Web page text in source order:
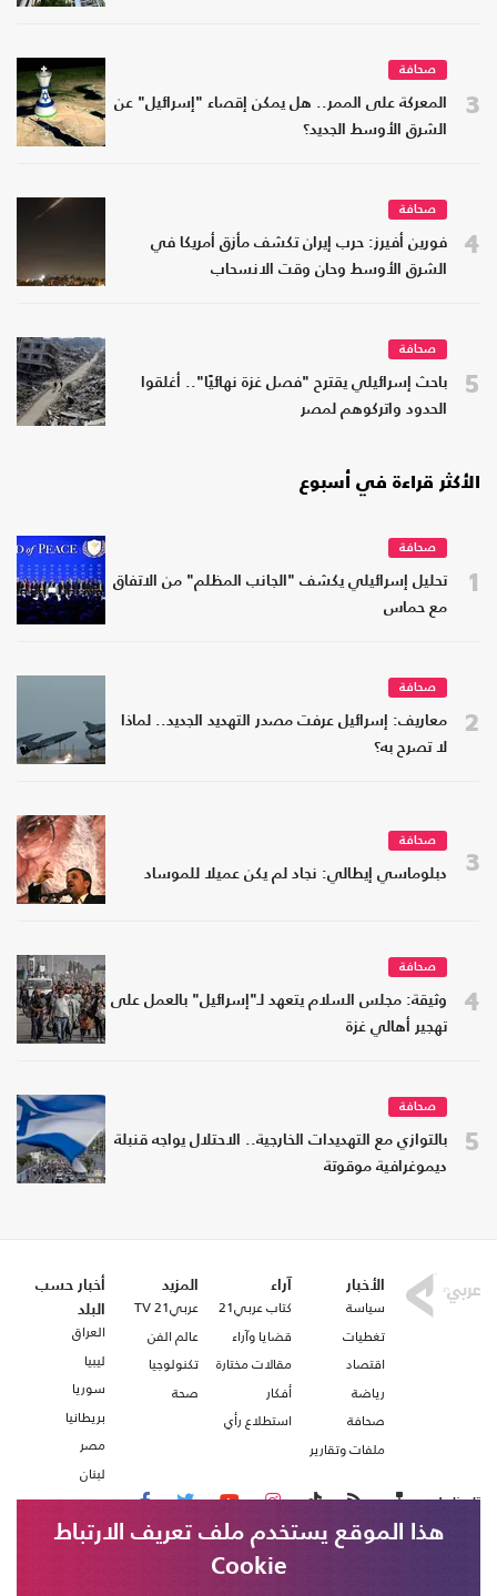
3
صحافة
المعركة على الممر.. هل يمكن إقصاء "إسرائيل" عن
الشرق الأوسط الجديد؟
4
صحافة
فورين أفيرز: حرب إيران تكشف مأزق أمريكا في
الشرق الأوسط وحان وقت الانسحاب
5
صحافة
باحث إسرائيلي يقترح "فصل غزة نهائيًا".. أغلقوا
الحدود واتركوهم لمصر
الأكثر قراءة في أسبوع
1
صحافة
تحليل إسرائيلي يكشف "الجانب المظلم" من الاتفاق
مع حماس
2
صحافة
معاريف: إسرائيل عرفت مصدر التهديد الجديد.. لماذا
لا تصرح به؟
3
صحافة
دبلوماسي إيطالي: نجاد لم يكن عميلا للموساد
4
صحافة
وثيقة: مجلس السلام يتعهد لـ"إسرائيل" بالعمل على
تهجير أهالي غزة
5
صحافة
بالتوازي مع التهديدات الخارجية.. الاحتلال يواجه قنبلة
ديموغرافية موقوتة
الأخبار
سياسة
تغطيات
اقتصاد
رياضة
صحافة
ملفات وتقارير
آراء
كتاب عربي21
قضايا وآراء
مقالات مختارة
أفكار
استطلاع رأي
المزيد
عربي21 TV
عالم الفن
تكنولوجيا
صحة
أخبار حسب
البلد
العراق
ليبيا
سوريا
بريطانيا
مصر
لبنان
تابعنا على
هذا الموقع يستخدم ملف تعريف الارتباط
Cookie